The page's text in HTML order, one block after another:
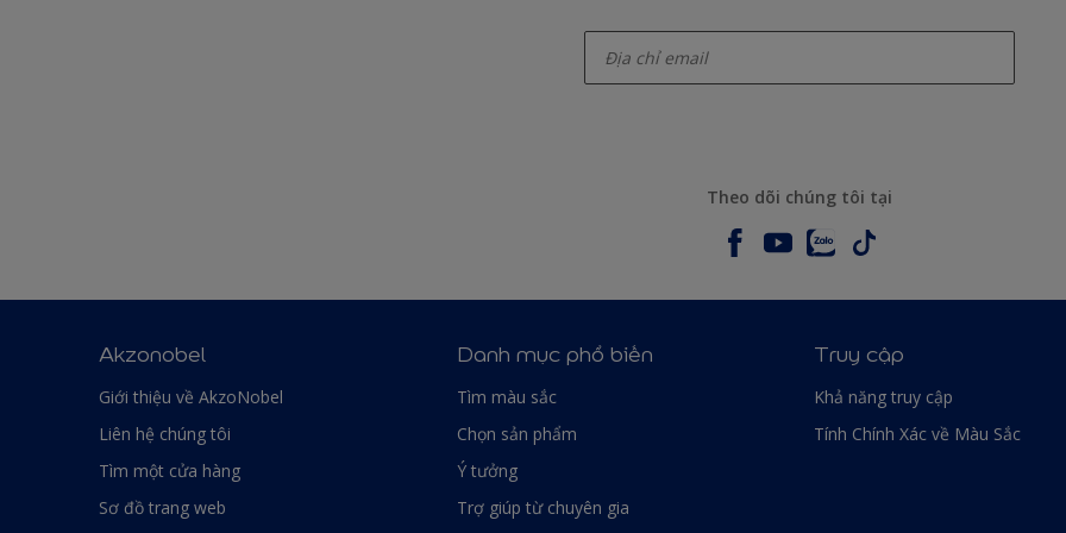
Theo dõi chúng tôi tại
Akzonobel
Giới thiệu về AkzoNobel
Liên hệ chúng tôi
Tìm một cửa hàng
Sơ đồ trang web
Danh mục phổ biến
Tìm màu sắc
Chọn sản phẩm
Ý tưởng
Trợ giúp từ chuyên gia
Truy cập
Khả năng truy cập
Tính Chính Xác về Màu Sắc